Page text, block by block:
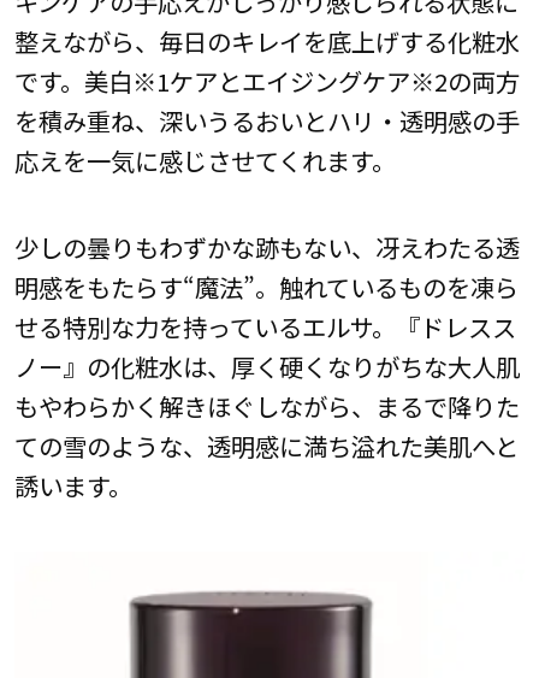
整えながら、毎日のキレイを底上げする化粧水
です。美白※1ケアとエイジングケア※2の両方
を積み重ね、深いうるおいとハリ・透明感の手
応えを一気に感じさせてくれます。
少しの曇りもわずかな跡もない、冴えわたる透
明感をもたらす“魔法”。触れているものを凍ら
せる特別な力を持っているエルサ。『ドレスス
ノー』の化粧水は、厚く硬くなりがちな大人肌
もやわらかく解きほぐしながら、まるで降りた
ての雪のような、透明感に満ち溢れた美肌へと
誘います。